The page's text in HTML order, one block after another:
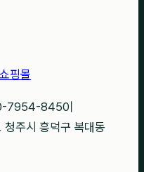
쇼핑몰
7954-8450
청주시 흥덕구 복대동